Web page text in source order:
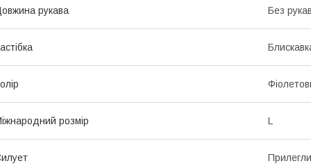
рукава Без
розмір L